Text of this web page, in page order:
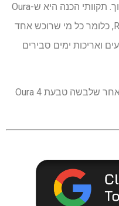
מההשפעה על חיי הסוללה לטווח ארוך. תקוותי הכנה היא ש-Oura
עשתה חיסכון ביעילות בתוך ה-Ring 5, כלומר כל מי שרוכש אחד
ואריכות ימים סבירים
הנה מה שחשבה עמיתי קייט קוזוץ' לאחר שלבשה טבעת Oura 4